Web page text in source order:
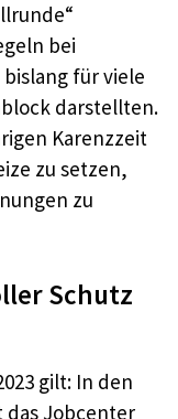
bei
für viele
darstellten.
Karenzzeit
zu setzen,
zu
Schutz
gilt: In den
Jobcenter